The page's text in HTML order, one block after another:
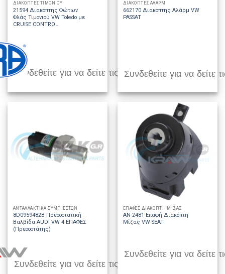
ΔΙΑΚΟΠΤΕΣ ΤΙΜΟΝΙΟΥ
21594 Διακόπτης Φώτων
Φλάς Τιμονιού VW Toledo με
CRUISE CONTROL
Συνδεθείτε για να δείτε τις τιμές
ΔΙΑΚΟΠΤΕΣ ΑΛΑΡΜ
662170 Διακόπτης Αλάρμ VW
PASSAT
Συνδεθείτε για να δείτε
ΑΝΤΑΛΛΑΚΤΙΚΑ ΣΥΜΠΙΕΣΤΩΝ
8D0959482B Πρεσοστατική
Βαλβίδα AUDI VW 4 ΕΠΑΦΕΣ
(Πρεσοστάτης)
Συνδεθείτε για να δείτε τις τιμές
ΕΠΑΦΕΣ ΔΙΑΚΟΠΤΗ ΜΙΖΑΣ
AN-2481 Επαφή Διακόπτη
Μίζας VW SEAT
Συνδεθείτε για να δείτε